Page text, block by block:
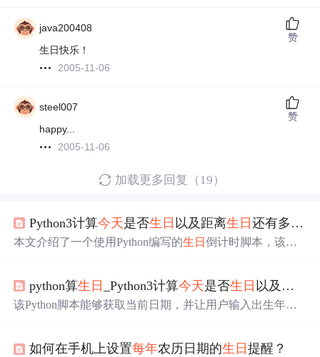
java200408
生日快乐！
2005-11-06
赞
steel007
happy...
2005-11-06
赞
加载更多回复（19）
Python3计算今天是否生日 以及距离生日还有多少天
本文介绍了一个使用Python编写的生日倒计时脚本，该脚
生年份、月份和日期，最后计算并输出距离生日 还有多少
天。
python算生日 _Python3计算今天是否生日 以及距离
该Python脚本能够获取当前日期，并让用户输入出生年月
最终，它会显示剩余的天数并打印用户的生日。
如何在手机上设置每年农历日期的生日提醒？